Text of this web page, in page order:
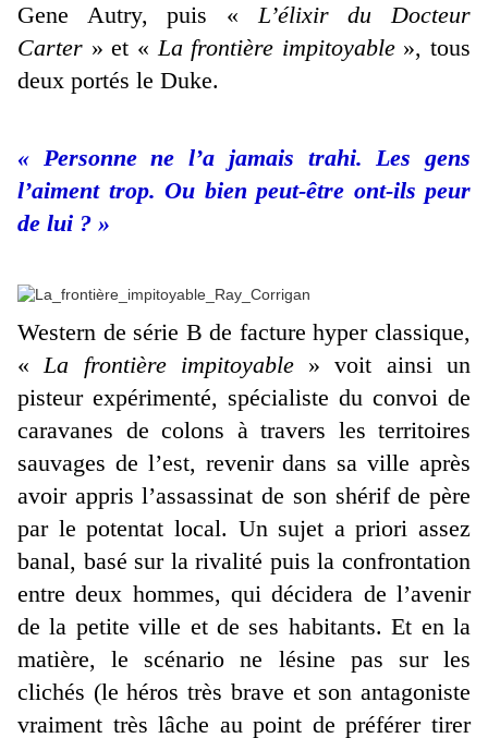
Gene Autry, puis «L’élixir du Docteur
Carter » et «La frontière impitoyable», tous
deux portés le Duke.
« Personne ne l’a jamais trahi. Les gens
l’aiment trop. Ou bien peut-être ont-ils peur
de lui ? »
Western de série B de facture hyper classique,
«La frontière impitoyable» voit ainsi un
pisteur expérimenté, spécialiste du convoi de
caravanes de colons à travers les territoires
sauvages de l’est, revenir dans sa ville après
avoir appris l’assassinat de son shérif de père
par le potentat local. Un sujet a priori assez
banal, basé sur la rivalité puis la confrontation
entre deux hommes, qui décidera de l’avenir
de la petite ville et de ses habitants. Et en la
matière, le scénario ne lésine pas sur les
clichés (le héros très brave et son antagoniste
vraiment très lâche au point de préférer tirer